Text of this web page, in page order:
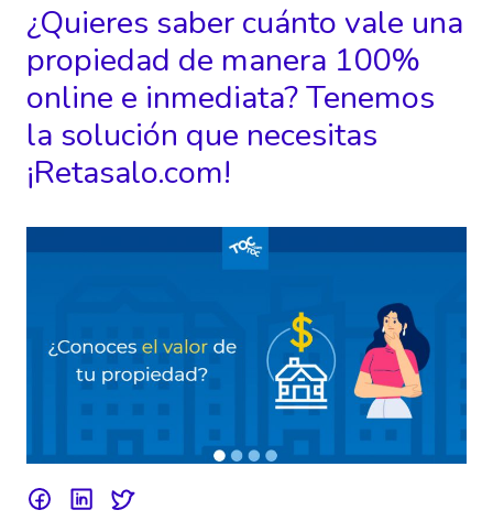
¿Quieres saber cuánto vale una
propiedad de manera 100%
online e inmediata? Tenemos
la solución que necesitas
¡Retasalo.com!